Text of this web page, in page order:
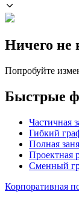
Ничего не
Попробуйте
Быстрые
Частичная
Гибкий
Полная
Проектная
Сменный
Корпоративная